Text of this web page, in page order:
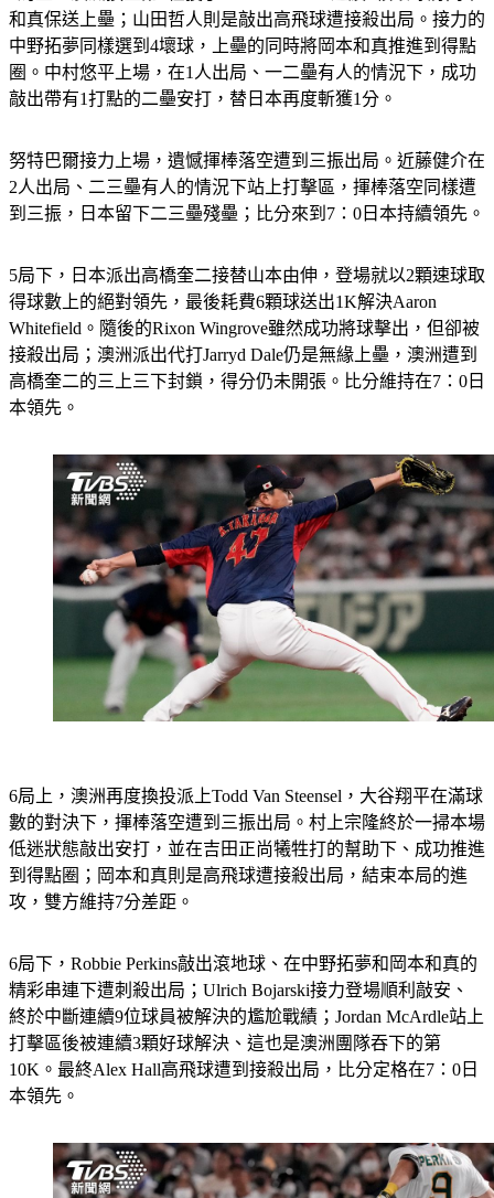
和真保送上壘；山田哲人則是敲出高飛球遭接殺出局。接力的
中野拓夢同樣選到4壞球，上壘的同時將岡本和真推進到得點
圈。中村悠平上場，在1人出局、一二壘有人的情況下，成功
敲出帶有1打點的二壘安打，替日本再度斬獲1分。
努特巴爾接力上場，遺憾揮棒落空遭到三振出局。近藤健介在
2人出局、二三壘有人的情況下站上打擊區，揮棒落空同樣遭
到三振，日本留下二三壘殘壘；比分來到7：0日本持續領先。
5局下，日本派出高橋奎二接替山本由伸，登場就以2顆速球取
得球數上的絕對領先，最後耗費6顆球送出1K解決Aaron
Whitefield。隨後的Rixon Wingrove雖然成功將球擊出，但卻被
接殺出局；澳洲派出代打Jarryd Dale仍是無緣上壘，澳洲遭到
高橋奎二的三上三下封鎖，得分仍未開張。比分維持在7：0日
本領先。
6局上，澳洲再度換投派上Todd Van Steensel，大谷翔平在滿球
數的對決下，揮棒落空遭到三振出局。村上宗隆終於一掃本場
低迷狀態敲出安打，並在吉田正尚犧牲打的幫助下、成功推進
到得點圈；岡本和真則是高飛球遭接殺出局，結束本局的進
攻，雙方維持7分差距。
6局下，Robbie Perkins敲出滾地球、在中野拓夢和岡本和真的
精彩串連下遭刺殺出局；Ulrich Bojarski接力登場順利敲安、
終於中斷連續9位球員被解決的尷尬戰績；Jordan McArdle站上
打擊區後被連續3顆好球解決、這也是澳洲團隊吞下的第
10K。最終Alex Hall高飛球遭到接殺出局，比分定格在7：0日
本領先。